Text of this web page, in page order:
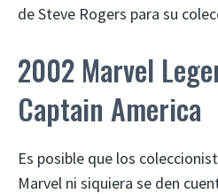
de Steve Rogers para su
2002 Marvel
Captain America
Es posible que los
Marvel ni siquiera se den